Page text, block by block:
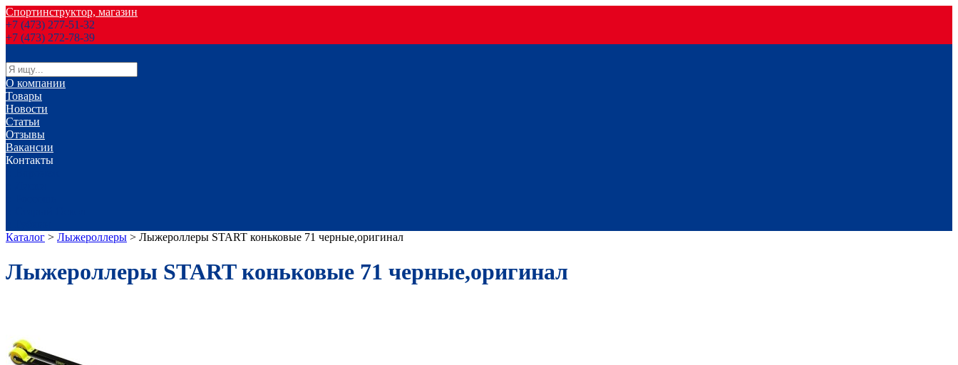
Спортинструктор, магазин
+7 (473) 277-51-32
+7 (473) 272-78-39
О компании
Товары
Новости
Статьи
Отзывы
Вакансии
Контакты
Каталог > Лыжероллеры > Лыжероллеры START коньковые 71 черные,оригинал
Лыжероллеры START коньковые 71 черные,оригинал